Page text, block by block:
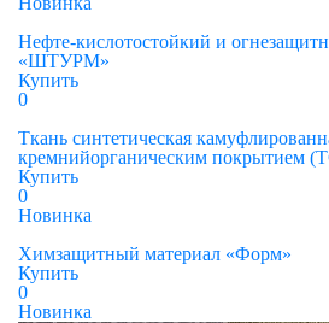
Нефте-кислотостойкий и
«ШТУРМ»
Купить
0
Ткань синтетическая
кремнийорганическим покрытием
Купить
0
Новинка
Химзащитный материал «Форм»
Купить
0
Новинка